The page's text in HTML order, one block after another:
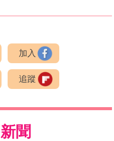
加入
追蹤
聞